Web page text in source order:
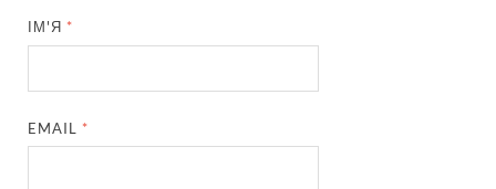
ІМ'Я *
EMAIL *